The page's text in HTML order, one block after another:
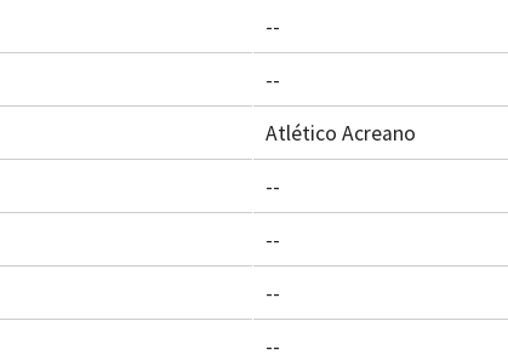
--
--
Atlético Acreano
--
--
--
--